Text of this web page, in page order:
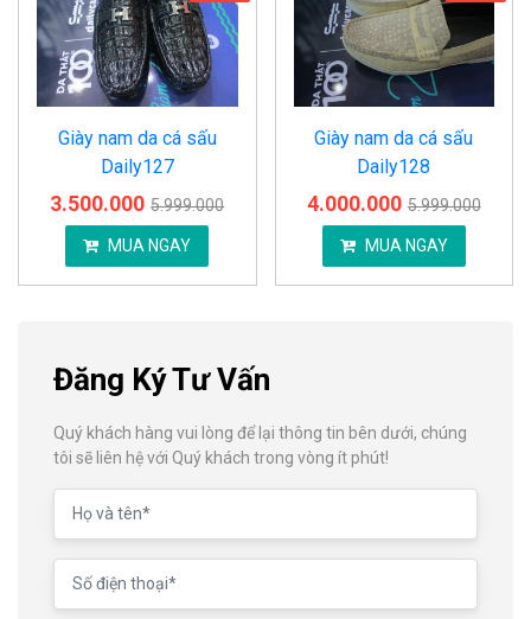
Giày nam da cá sấu
Daily127
3.500.000 5.999.000
MUA NGAY
Giày nam da cá sấu
Daily128
4.000.000 5.999.000
MUA NGAY
Đăng Ký Tư Vấn
Quý khách hàng vui lòng để lại thông tin bên dưới, chúng
tôi sẽ liên hệ với Quý khách trong vòng ít phút!